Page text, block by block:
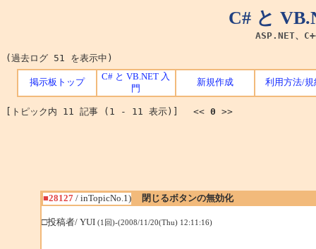
C# と
ASP.NET、
(過去ログ 51 を表示中)
掲示板トップ
C# と VB.NET 入
門
新規作成 利用方法/規
[トピック内 11 記事 (1 - 11 表示)] << 0 >>
■28127/ inTopicNo.1) 閉じるボタンの無効化
□投稿者/ YUI (1回)-(2008/11/20(Thu) 12:11:16)